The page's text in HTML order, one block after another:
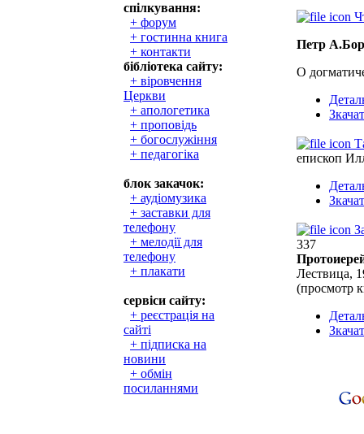
спілкування:
+ форум
+ гостинна книга
+ контакти
бібліотека сайту:
+ віровчення
Церкви
+ апологетика
+ проповідь
+ богослужіння
+ педагогіка
блок закачок:
+ аудіомузика
+ заставки для
телефону
+ мелодії для
телефону
+ плакати
сервіси сайту:
+ реєстрація на
сайті
+ підписка на
новини
+ обмін
посиланнями
Петр
О
епископ
337
Лествица,
(просмотр